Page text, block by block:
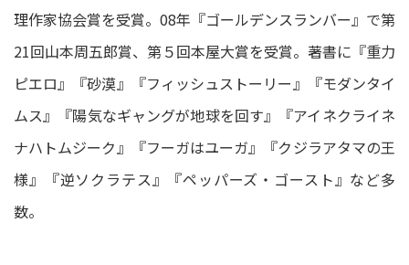
理作家協会賞を受賞。08年『ゴールデンスランバー』で第
21回山本周五郎賞、第５回本屋大賞を受賞。著書に『重力
ピエロ』『砂漠』『フィッシュストーリー』『モダンタイ
ムス』『陽気なギャングが地球を回す』『アイネクライネ
ナハトムジーク』『フーガはユーガ』『クジラアタマの王
様』『逆ソクラテス』『ペッパーズ・ゴースト』など多
数。